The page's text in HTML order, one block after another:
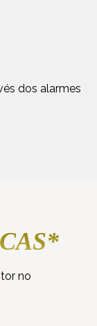
dos alarmes
no